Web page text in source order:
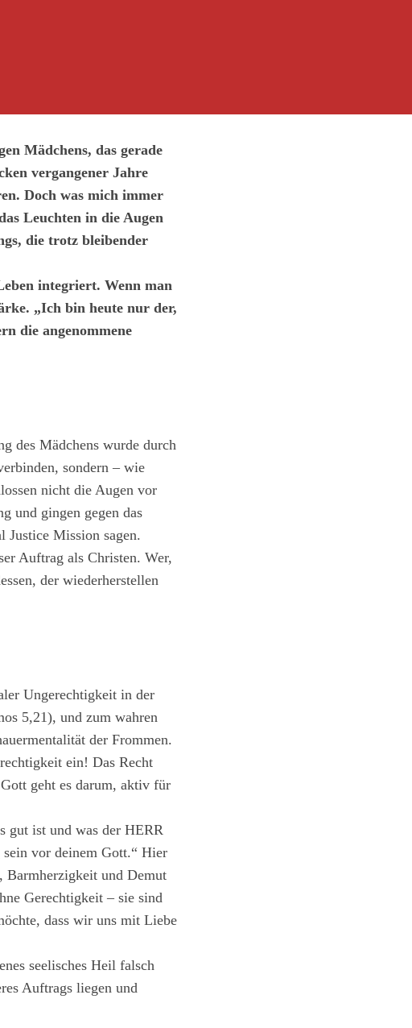
Mädchens, das gerade
vergangener Jahre
Doch was mich immer
Leuchten in die Augen
die trotz bleibender
integriert. Wenn man
„Ich bin heute nur der,
die angenommene
des Mädchens wurde durch
sondern – wie
nicht die Augen vor
und gingen gegen das
Mission sagen.
Auftrag als Christen. Wer,
der wiederherstellen
Ungerechtigkeit in der
5,21), und zum wahren
der Frommen.
ein! Das Recht
geht es darum, aktiv für
gut ist und was der HERR
vor deinem Gott.“ Hier
Barmherzigkeit und Demut
Gerechtigkeit – sie sind
dass wir uns mit Liebe
seelisches Heil falsch
Auftrags liegen und